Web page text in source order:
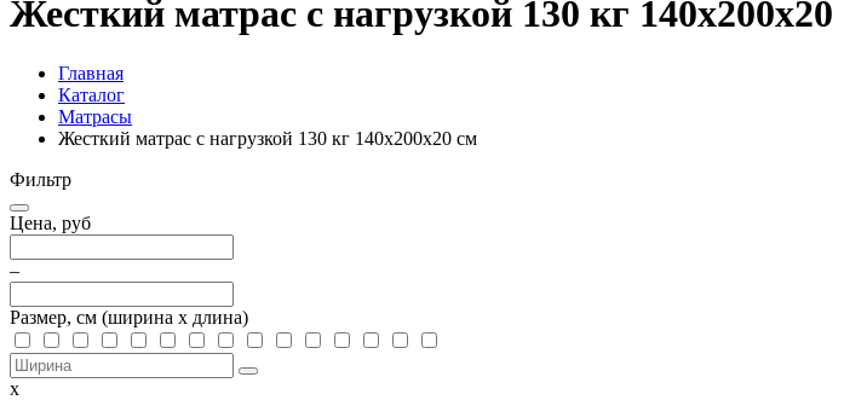
Жесткий матрас с нагрузкой 130 кг 140х200х20
Главная
Каталог
Матрасы
Жесткий матрас с нагрузкой 130 кг 140х200х20 см
Фильтр
Цена, руб
–
Размер, см (ширина х длина)
х